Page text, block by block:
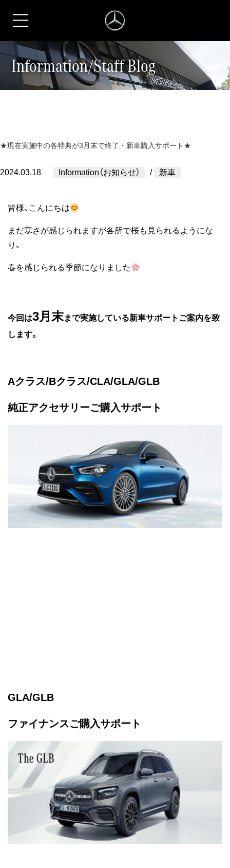
Information/Staff Blog
★現在実施中の各特典が3月末で終了・新車購入サポート★
2024.03.18 Information（お知らせ） / 新車
皆様、こんにちは
まだ寒さが感じられますが各所で桜も見られるようにな
り、
春を感じられる季節になりました
今回は3月末まで実施している新車サポートご案内を致
します。
Aクラス/Bクラス/CLA/GLA/GLB
純正アクセサリーご購入サポート
GLA/GLB
ファイナンスご購入サポート